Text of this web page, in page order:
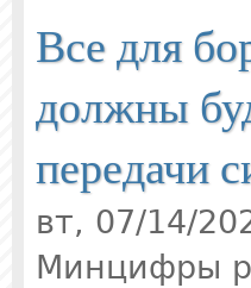
Все для
должны
передачи
вт, 07/14/
Минцифры